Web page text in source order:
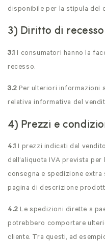
disponibile per la stipula del
3) Diritto di recesso
3.1 I consumatori hanno la
recesso.
3.2 Per ulteriori informazioni
relativa informativa del
4) Prezzi e
4.1 I prezzi indicati dal
dell’aliquota IVA prevista
consegna e spedizione
pagina di descrizione
4.2 Le spedizioni dirette a
potrebbero comportare
cliente. Tra questi, ad